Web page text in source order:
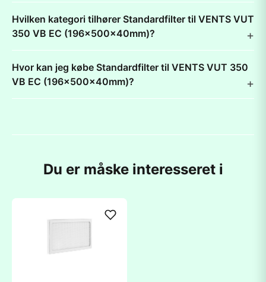
Hvilken kategori tilhører Standardfilter til VENTS VUT
350 VB EC (196x500x40mm)?
Hvor kan jeg købe Standardfilter til VENTS VUT 350
VB EC (196x500x40mm)?
Du er måske interesseret i